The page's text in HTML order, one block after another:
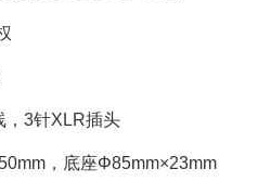
，3针XLR插头
，底座Φ85mm×23mm